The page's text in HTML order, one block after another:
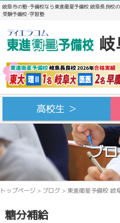
岐阜市の塾･予備校なら東進衛星予備校 岐阜長良校
受験予備校･学習塾
高校生 ＞
ブ
トップページ > ブログ > 東進衛星予備校 岐
糖分補給